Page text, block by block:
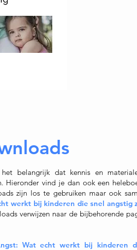
belangrijk dat kennis en
Hieronder vind je dan ook een
zijn los te gebruiken maar ook
werkt bij kinderen die snel angstig
verwijzen naar de bijbehorende
Wat echt werkt bij kinderen